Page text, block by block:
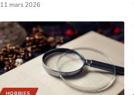
11 mars 2026
HOBBIES